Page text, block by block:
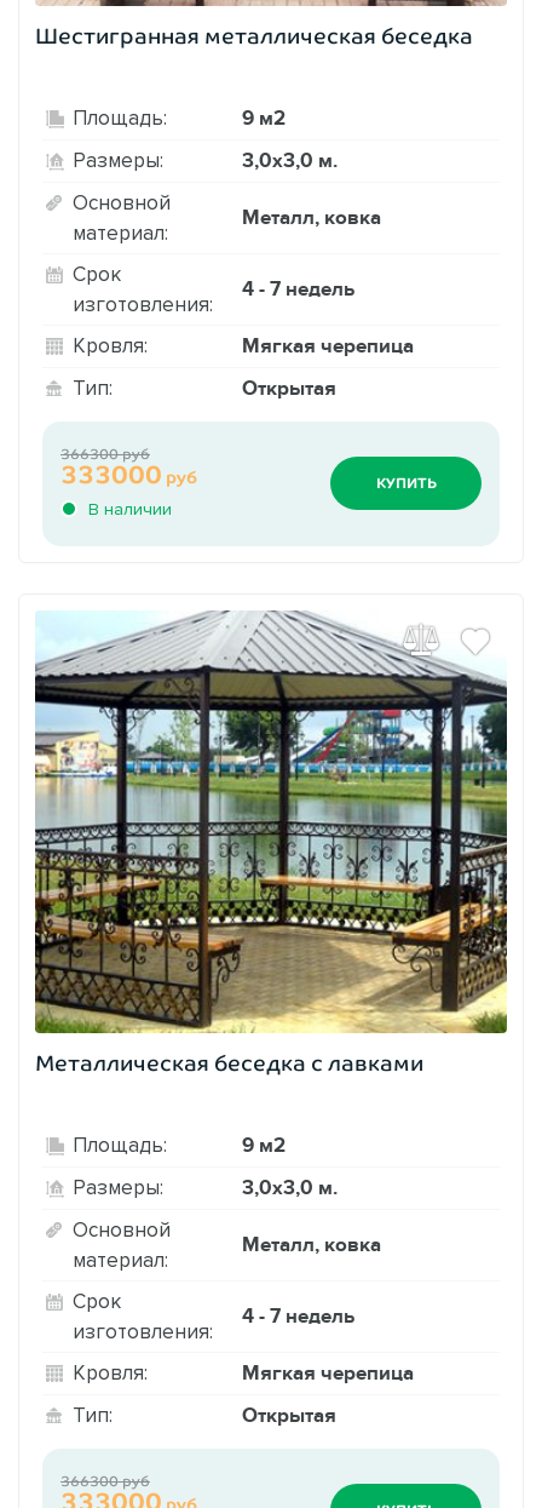
Шестигранная металлическая беседка
Площадь: 9 м2
Размеры: 3,0х3,0 м.
Основной
материал:
Металл, ковка
Срок
изготовления:
4 - 7 недель
Кровля: Мягкая черепица
Тип: Открытая
В наличии
333000 руб
366300 руб
КУПИТЬ
Металлическая беседка с лавками
Площадь: 9 м2
Размеры: 3,0х3,0 м.
Основной
материал:
Металл, ковка
Срок
изготовления:
4 - 7 недель
Кровля: Мягкая черепица
Тип: Открытая
333000 руб
366300 руб